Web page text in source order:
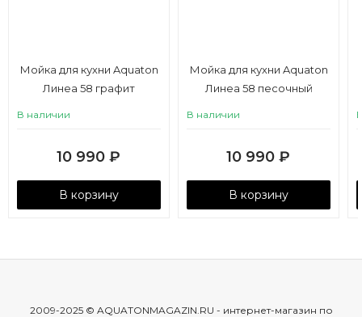
Мойка для кухни Aquaton
Линеа 58 графит
В наличии
10 990 ₽
В корзину
Мойка для кухни Aquaton
Линеа 58 песочный
В наличии
10 990 ₽
В корзину
2009-2025 © AQUATONMAGAZIN.RU - интернет-магазин по